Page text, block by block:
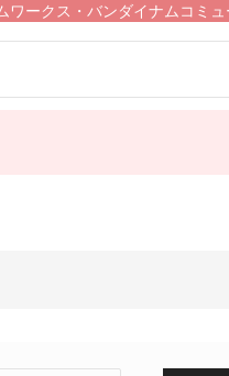
ワークス・バンダイナムコミ